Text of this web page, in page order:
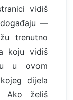
vidiš
—
trenutno
koju vidiš
u ovom
dijela
Ako želiš